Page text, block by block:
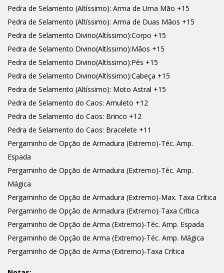
Pedra de Selamento (Altíssimo): Arma de Uma Mão +15
Pedra de Selamento (Altíssimo): Arma de Duas Mãos +15
Pedra de Selamento Divino(Altíssimo):Corpo +15
Pedra de Selamento Divino(Altíssimo):Mãos +15
Pedra de Selamento Divino(Altíssimo):Pés +15
Pedra de Selamento Divino(Altíssimo):Cabeça +15
Pedra de Selamento (Altíssimo): Moto Astral +15
Pedra de Selamento do Caos: Amuleto +12
Pedra de Selamento do Caos: Brinco +12
Pedra de Selamento do Caos: Bracelete +11
Pergaminho de Opção de Armadura (Extremo)-Téc. Amp.
Espada
Pergaminho de Opção de Armadura (Extremo)-Téc. Amp.
Mágica
Pergaminho de Opção de Armadura (Extremo)-Max. Taxa Crítica
Pergaminho de Opção de Armadura (Extremo)-Taxa Crítica
Pergaminho de Opção de Arma (Extremo)-Téc. Amp. Espada
Pergaminho de Opção de Arma (Extremo)-Téc. Amp. Mágica
Pergaminho de Opção de Arma (Extremo)-Taxa Crítica